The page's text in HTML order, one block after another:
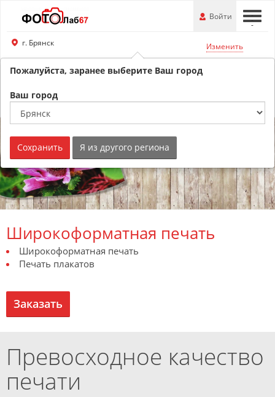
Перейти
основной
информации
---
Войти
г. Брянск Изменить
Обратный звонок
Широкоформатная печать
Широкоформатная печать
Печать плакатов
Заказать
Превосходное качество
печати
Пожалуйста, заранее выберите Ваш город
Ваш город
Сохранить Я из другого региона